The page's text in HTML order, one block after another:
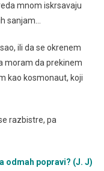
mnom iskrsavaju
sanjam…
ili da se okrenem
moram da prekinem
kao kosmonaut, koji
razbistre, pa
odmah popravi? (J. J)